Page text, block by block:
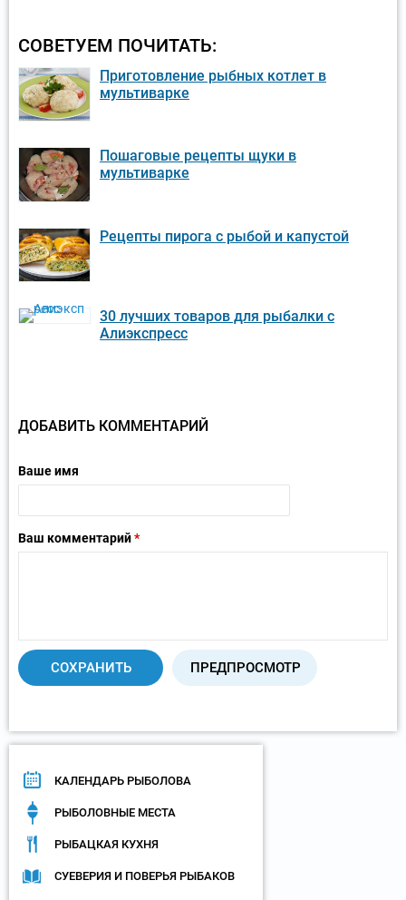
СОВЕТУЕМ ПОЧИТАТЬ:
Приготовление рыбных котлет в
мультиварке
Пошаговые рецепты щуки в
мультиварке
Рецепты пирога с рыбой и капустой
30 лучших товаров для рыбалки с
Алиэкспресс
ДОБАВИТЬ КОММЕНТАРИЙ
Ваше имя
Ваш комментарий*
КАЛЕНДАРЬ РЫБОЛОВА
РЫБОЛОВНЫЕ МЕСТА
РЫБАЦКАЯ КУХНЯ
СУЕВЕРИЯ И ПОВЕРЬЯ РЫБАКОВ